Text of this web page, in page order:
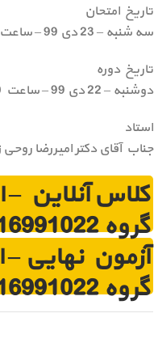
تاریخ امتحان
سه شنبه – 23 دی 99 – ساعت 20
تاریخ دوره
دوشنبه – 22 دی 99 – ساعت 14:30 و سه شنبه – 23 دی 99 – ساعت 14:30
استاد
جناب آقای دکتر امیررضا روحی
گروه 116991022 (4)
گروه 116991022 (4)